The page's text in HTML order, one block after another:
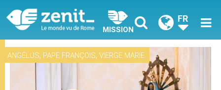
MISSION
FR
ANGÉLUS, PAPE FRANÇOIS, VIERGE MARIE